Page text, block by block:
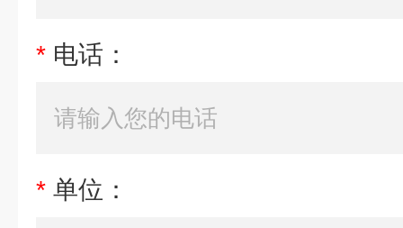
* 电话：
* 单位：